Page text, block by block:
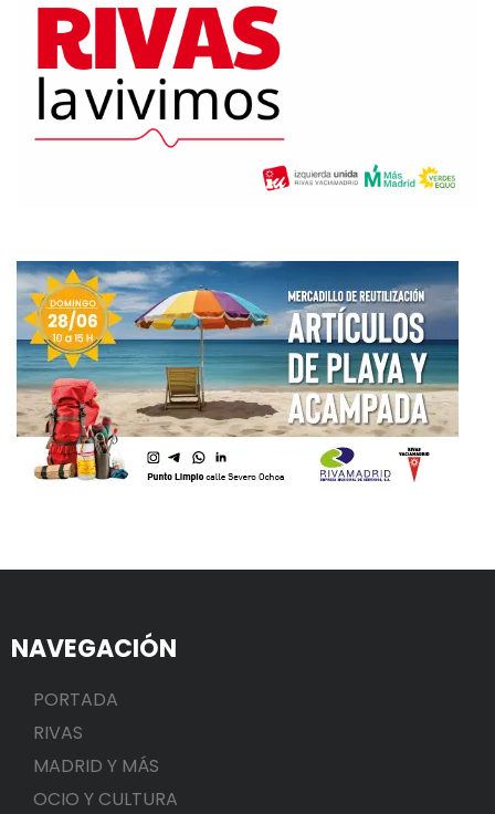
NAVEGACIÓN
PORTADA
RIVAS
MADRID Y MÁS
OCIO Y CULTURA